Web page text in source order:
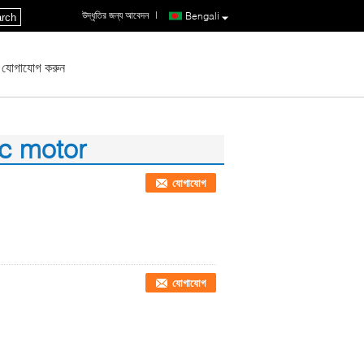
Bengali
উদ্ধৃতির জন্য আবেদন |
যোগাযোগ করুন
motor
যোগাযোগ
যোগাযোগ